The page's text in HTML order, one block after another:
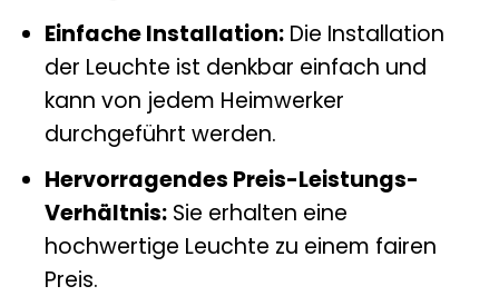
Einfache Installation:Die Installation
der Leuchte ist denkbar einfach und
kann von jedem Heimwerker
durchgeführt werden.
Hervorragendes Preis-Leistungs-
Verhältnis:Sie erhalten eine
hochwertige Leuchte zu einem fairen
Preis.